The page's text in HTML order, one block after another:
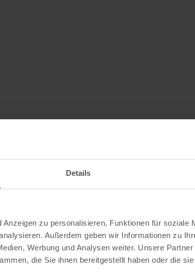
Details
zu personalisieren, Funktionen für soziale
Außerdem geben wir Informationen zu
Werbung und Analysen weiter. Unsere
die Sie ihnen bereitgestellt haben oder die